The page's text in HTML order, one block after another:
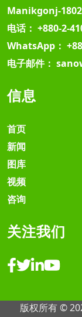
Manikgonj-
电话： +880-2-
WhatsApp：
电子邮件：
信息
首页
新闻
图库
视频
咨询
关注我们
版权所有 ©